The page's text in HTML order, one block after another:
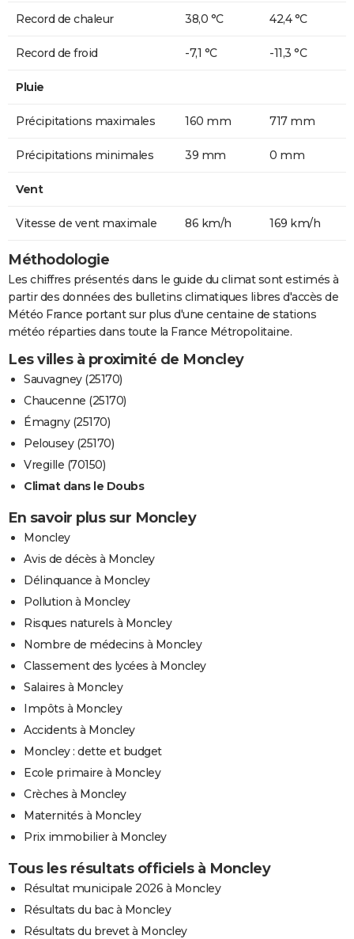
Record de chaleur 38,0 °C 42,4 °C
Record de froid -7,1 °C -11,3 °C
Pluie
Précipitations maximales 160 mm 717 mm
Précipitations minimales 39 mm 0 mm
Vent
Vitesse de vent maximale 86 km/h 169 km/h
Méthodologie
Les chiffres présentés dans le guide du climat sont estimés à
partir des données des bulletins climatiques libres d'accès de
Météo France portant sur plus d'une centaine de stations
météo réparties dans toute la France Métropolitaine.
Les villes à proximité de Moncley
Sauvagney (25170)
Chaucenne (25170)
Émagny (25170)
Pelousey (25170)
Vregille (70150)
Climat dans le Doubs
En savoir plus sur Moncley
Moncley
Avis de décès à Moncley
Délinquance à Moncley
Pollution à Moncley
Risques naturels à Moncley
Nombre de médecins à Moncley
Classement des lycées à Moncley
Salaires à Moncley
Impôts à Moncley
Accidents à Moncley
Moncley : dette et budget
Ecole primaire à Moncley
Crèches à Moncley
Maternités à Moncley
Prix immobilier à Moncley
Tous les résultats officiels à Moncley
Résultat municipale 2026 à Moncley
Résultats du bac à Moncley
Résultats du brevet à Moncley